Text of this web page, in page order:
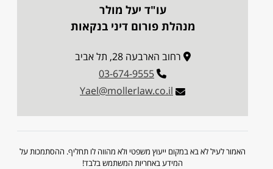
עו"ד יעל מולר
מנהלת פורום דיני בנקאות
רחוב הארבעה 28, תל אביב
03-674-9555
Yael@mollerlaw.co.il
האמור לעיל לא בא במקום ייעוץ משפטי ולא מהווה לו תחליף. ההסתמכות על
המידע באחריות המשתמש בלבד!